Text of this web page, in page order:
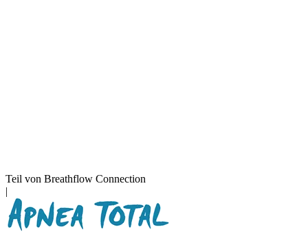
Teil von Breathflow Connection
|